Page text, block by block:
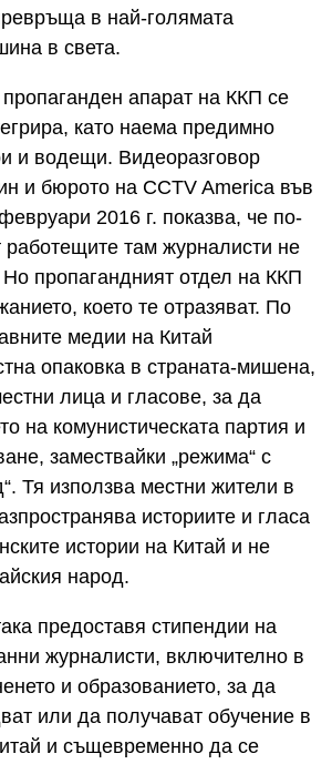
в най-голямата
в света.
апарат на ККП се
като наема предимно
и водещи. Видеоразговор
и бюрото на CCTV America във
2016 г. показва, че по-
работещите там журналисти не
пропагандният отдел на ККП
което те отразяват. По
медии на Китай
опаковка в страната-мишена,
лица и гласове, за да
на комунистическата партия и
замествайки „режима“ с
Тя използва местни жители в
историите и гласа
истории на Китай и не
народ.
предоставя стипендии на
журналисти, включително в
и образованието, за да
или да получават обучение в
и същевременно да се